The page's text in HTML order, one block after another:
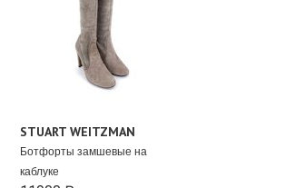
STUART WEITZMAN
Ботфорты замшевые на
каблуке